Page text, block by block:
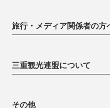
旅行・メディア関係者の方
三重観光連盟について
その他